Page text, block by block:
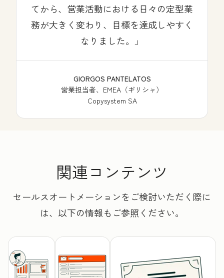
てから、営業活動における日々の定型業
務が大きく変わり、目標を達成しやすく
なりました。
GIORGOS PANTELATOS
営業担当者、EMEA（ギリシャ）
Copysystem SA
関連コンテンツ
セールスオートメーションをご検討いただく際に
は、以下の情報もご参照ください。